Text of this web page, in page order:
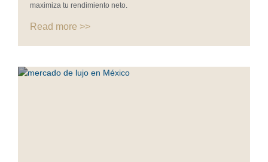
maximiza tu rendimiento neto.
Read more >>